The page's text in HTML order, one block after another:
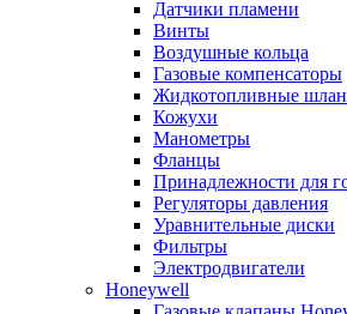
Датчики пламени
Винты
Воздушные кольца
Газовые компенсаторы
Жидкотопливные
Кожухи
Манометры
Фланцы
Принадлежности для
Регуляторы давления
Уравнительные диски
Фильтры
Электродвигатели
Honeywell